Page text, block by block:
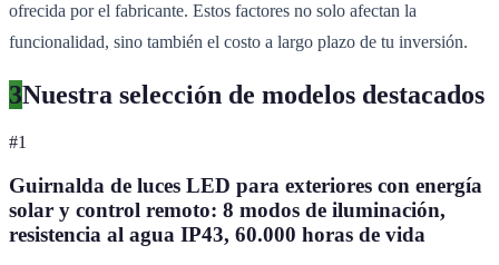
ofrecida por el fabricante. Estos factores no solo afectan la
funcionalidad, sino también el costo a largo plazo de tu inversión.
3Nuestra selección de modelos destacados
#1
Guirnalda de luces LED para exteriores con energía
solar y control remoto: 8 modos de iluminación,
resistencia al agua IP43, 60.000 horas de vida